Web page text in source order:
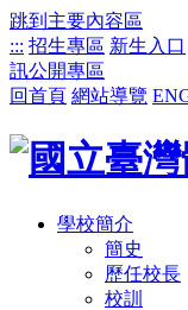
跳到主要內容區
::: 招生專區 新生入口
訊公開專區
回首頁 網站導覽
學校簡介
簡史
歷任校長
校訓